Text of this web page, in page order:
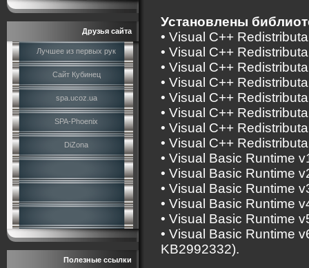
Друзья сайта
Лучшее из первых рук
Сайт Кубинец
spa.ucoz.ua
SPA-Phoenix
DiZona
Полезные ссылки
Установлены
• Visual C++
• Visual C++
• Visual C++
• Visual C++
• Visual C++
• Visual C++
• Visual C++
• Visual C++
• Visual Basic Runtime
• Visual Basic Runtime
• Visual Basic Runtime
• Visual Basic Runtime
• Visual Basic Runtime
• Visual Basic Runtime
KB2992332).